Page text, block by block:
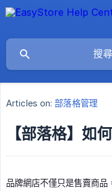
Articles on: 部落格管理
【部落格】如
品牌網店不僅只是售賣商